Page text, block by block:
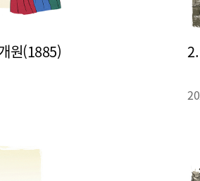
원(1885)